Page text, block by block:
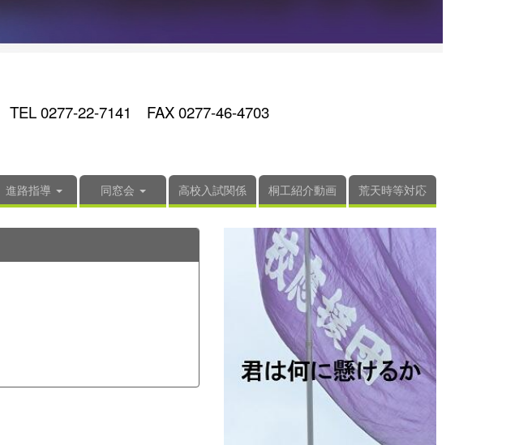
TEL 0277-22-7141 FAX 0277-46-4703
進路指導 同窓会 高校入試関係 桐工紹介動画 荒天時等対応